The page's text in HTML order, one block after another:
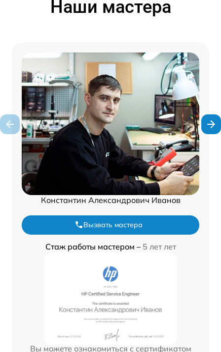
Наши мастера
Константин Александрович Иванов
Вызвать мастера
Стаж работы мастером – 5 лет лет
Вы можете ознакомиться с сертификатом